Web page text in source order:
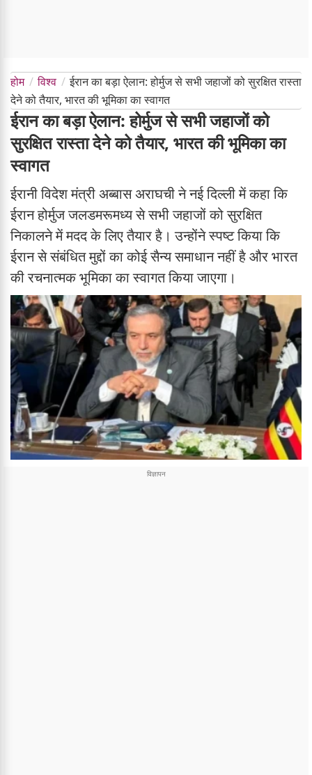
होम विश्व
ईरान का बड़ा ऐलान: होर्मुज से सभी जहाजों को सुरक्षित रास्ता
देने को तैयार, भारत की भूमिका का स्वागत
ईरान का बड़ा ऐलान: होर्मुज से सभी जहाजों को
सुरक्षित रास्ता देने को तैयार, भारत की भूमिका का
स्वागत
ईरानी विदेश मंत्री अब्बास अराघची ने नई दिल्ली में कहा कि
ईरान होर्मुज जलडमरूमध्य से सभी जहाजों को सुरक्षित
निकालने में मदद के लिए तैयार है। उन्होंने स्पष्ट किया कि
ईरान से संबंधित मुद्दों का कोई सैन्य समाधान नहीं है और भारत
की रचनात्मक भूमिका का स्वागत किया जाएगा।